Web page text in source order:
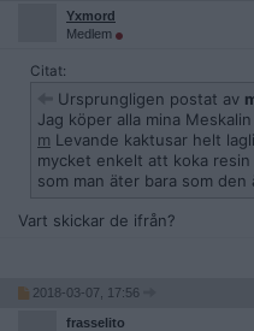
Yxmord
Medlem
Citat:
Ursprungligen postat av
Jag köper alla mina
m Levande kaktusar helt
mycket enkelt att koka
som man äter bara som
Vart skickar de ifrån?
2018-03-07, 17:56
frasselito